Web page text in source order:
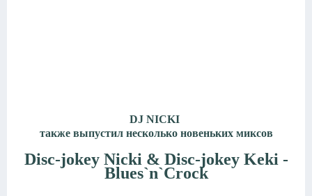
DJ NICKI
также выпустил несколько новеньких миксов
Disc-jokey Nicki & Disc-jokey Keki -
Blues`n`Crock